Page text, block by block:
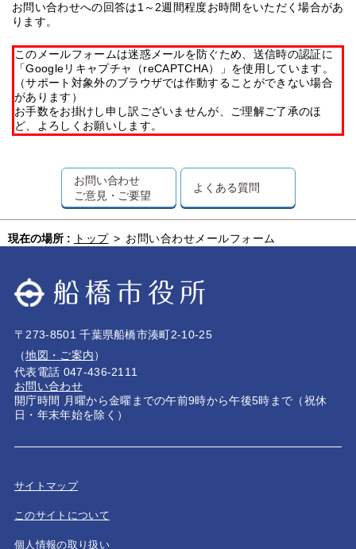
お問い合わせへの回答は1～2週間程度お時間をいただく場合があ
ります。
このメールフォームは迷惑メールを防ぐため、送信時の認証に
「Googleリキャプチャ（reCAPTCHA）」を使用しています。
（サポート対象外のブラウザでは作動することができない場合
があります）
お手数をお掛けし申し訳ございませんが、ご理解ご了承のほ
ど、よろしくお願いします。
お問い合わせ
ご意見・ご要望
よくある質問
現在の場所 : トップ > お問い合わせメールフォーム
〒273-8501 千葉県船橋市湊町2-10-25
（地図・ご案内）
代表電話 047-436-2111
お問い合わせ
開庁時間 月曜から金曜までの午前9時から午後5時まで（祝休
日・年末年始を除く）
サイトマップ
このサイトについて
個人情報の取り扱い